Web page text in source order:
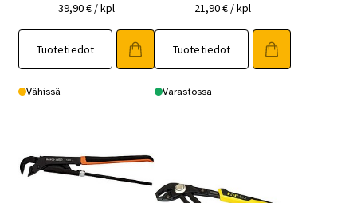
39,90€ / kpl
Tuotetiedot
Vähissä
21,90€ / kpl
Tuotetiedot
Varastossa